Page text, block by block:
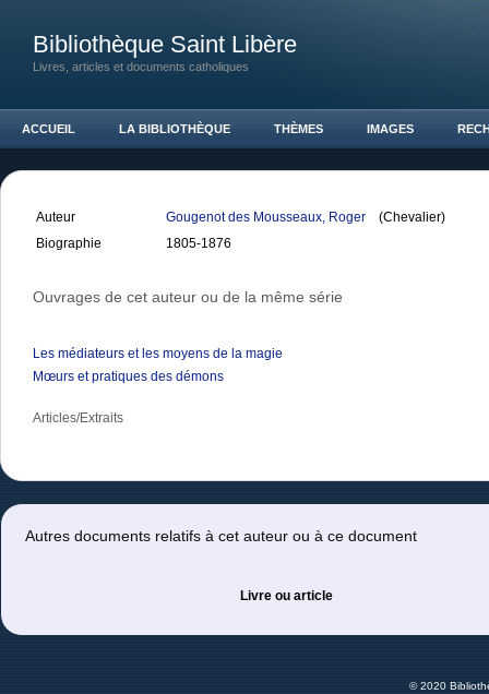
Bibliothèque Saint Libère
Livres, articles et documents catholiques
ACCUEIL LA BIBLIOTHÈQUE THÈMES IMAGES
Auteur Gougenot des Mousseaux, Roger
(Chevalier)
Biographie
1805-1876
Ouvrages de cet auteur ou de la même série
Les médiateurs et les moyens de la magie
Mœurs et pratiques des démons
Articles/Extraits
Autres documents relatifs à cet auteur ou à ce document
Livre ou article
© 2020